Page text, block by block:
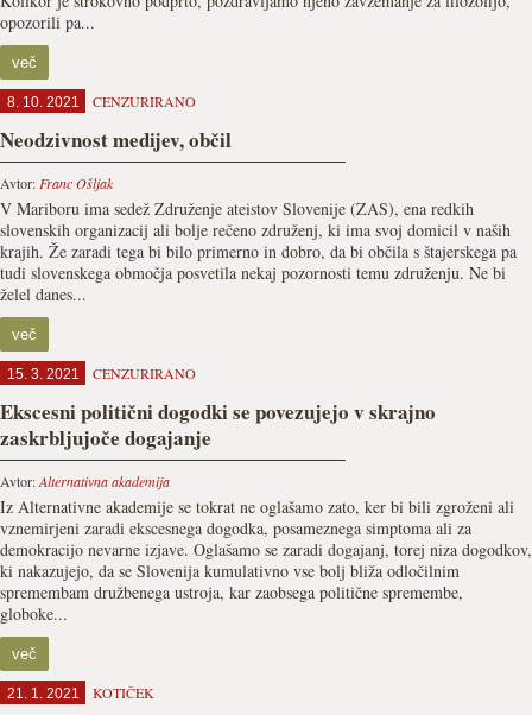
opozorili pa...
več
8. 10. 2021 CENZURIRANO
Neodzivnost medijev, občil
Avtor: Franc Ošljak
V Mariboru ima sedež Združenje ateistov Slo­venije (ZAS), ena redkih
slovenskih organizacij ali bolje rečeno združenj, ki ima svoj domicil v naših
krajih. Že zaradi tega bi bilo primerno in dobro, da bi občila s štajerskega pa
tudi sloven­skega območja posvetila nekaj pozornosti temu združenju. Ne bi
želel danes...
več
15. 3. 2021 CENZURIRANO
Ekscesni politični dogodki se povezujejo v skrajno
zaskrbljujoče dogajanje
Avtor:Alternativna akademija
Iz Alternativne akademije se tokrat ne oglašamo zato, ker bi bili zgroženi ali
vznemirjeni zaradi ekscesnega dogodka, posameznega simptoma ali za
demokracijo nevarne izjave. Oglašamo se zaradi dogajanj, torej niza dogodkov,
ki nakazujejo, da se Slovenija kumulativno vse bolj bliža odločilnim
spremembam družbenega ustroja, kar zaobsega politične spremembe,
globoke...
več
21. 1. 2021 KOTIČEK